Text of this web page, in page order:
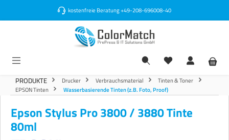
kostenfreie Beratung+49-208-696008-40
PRODUKTE Drucker Verbrauchsmaterial
Tinten & Toner
EPSON Tinten
Wasserbasierende Tinten (z.B. Foto, Proof)
Epson Stylus Pro 3800 / 3880 Tinte
80ml